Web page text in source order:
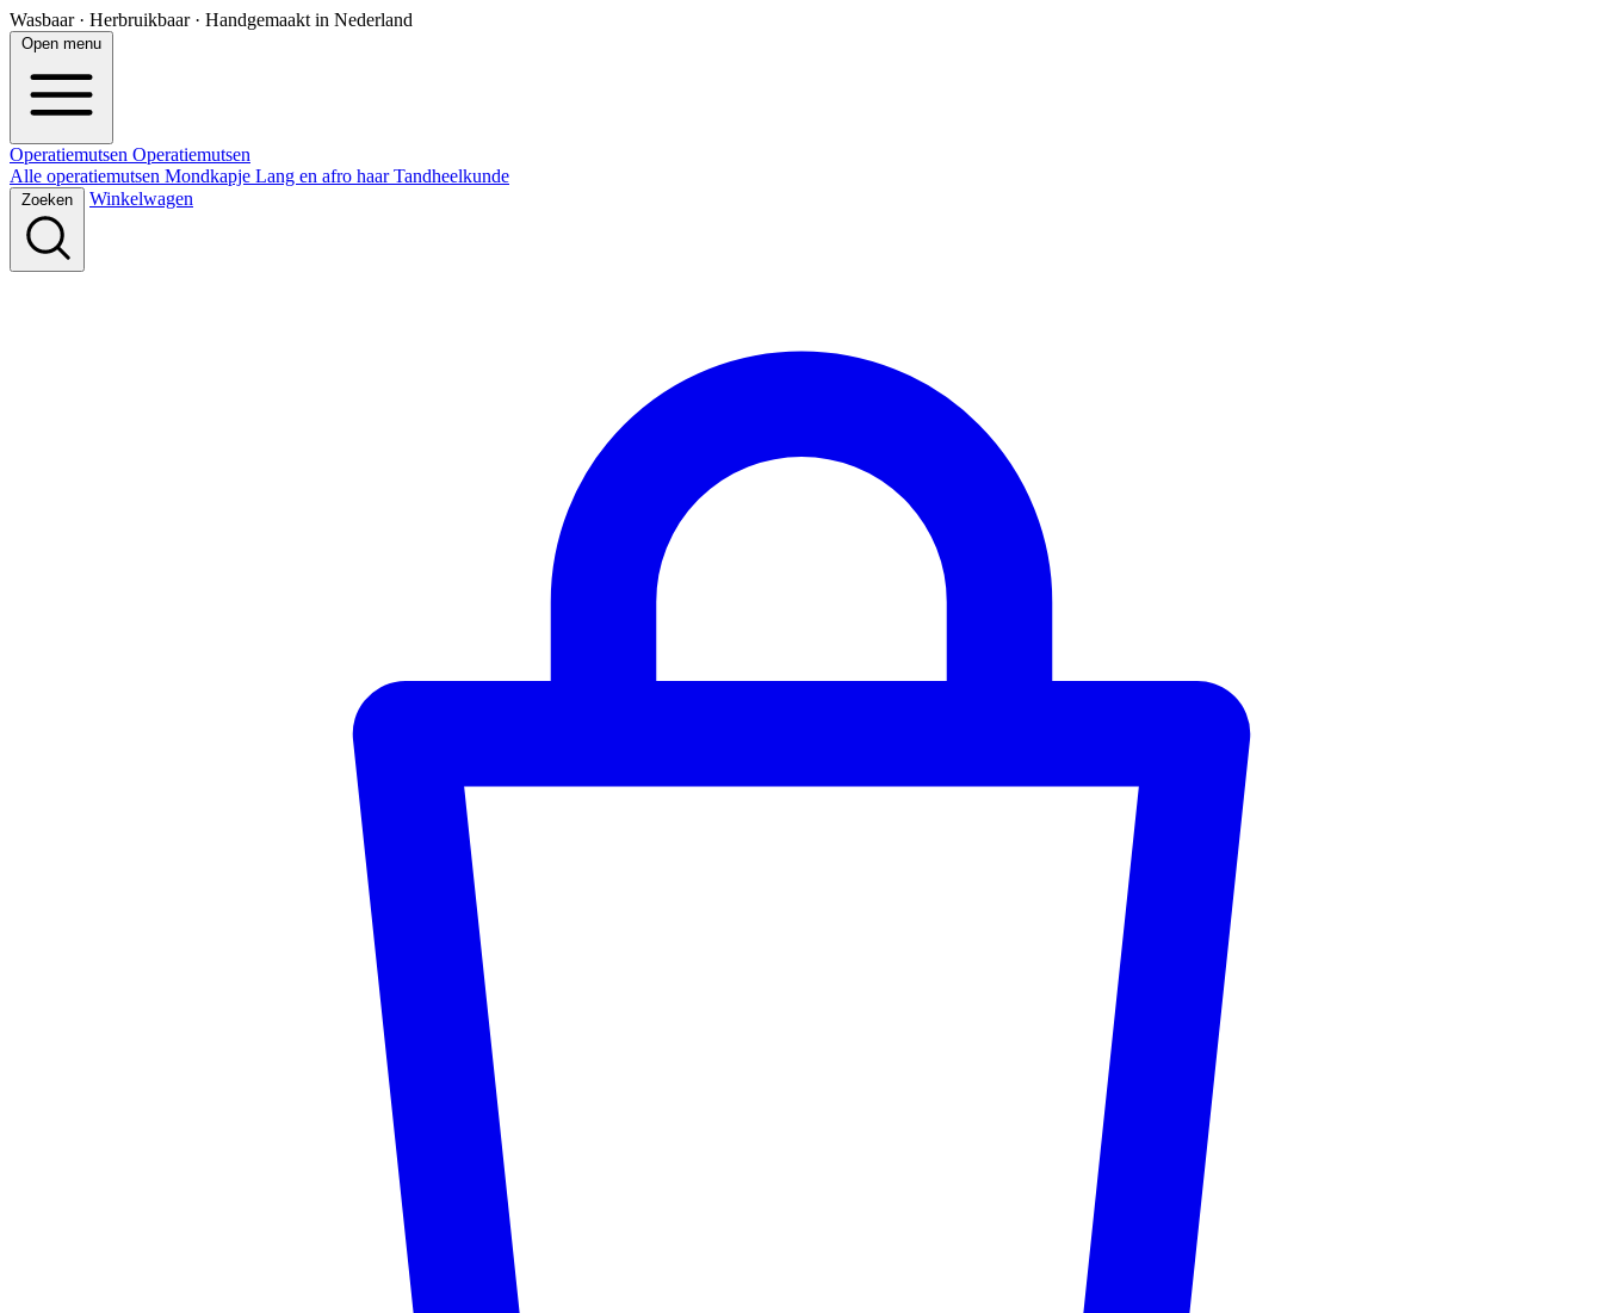
Wasbaar · Herbruikbaar · Handgemaakt in Nederland
Open menu
Operatiemutsen Operatiemutsen
Alle operatiemutsen Mondkapje Lang en afro haarTandheelkunde
Zoeken Winkelwagen